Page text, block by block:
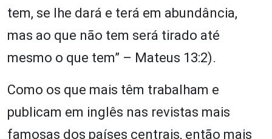
tem, se lhe dará e terá em abundância,
mas ao que não tem será tirado até
mesmo o que tem” – Mateus 13:2).
Como os que mais têm trabalham e
publicam em inglês nas revistas mais
famosas dos países centrais, então mais